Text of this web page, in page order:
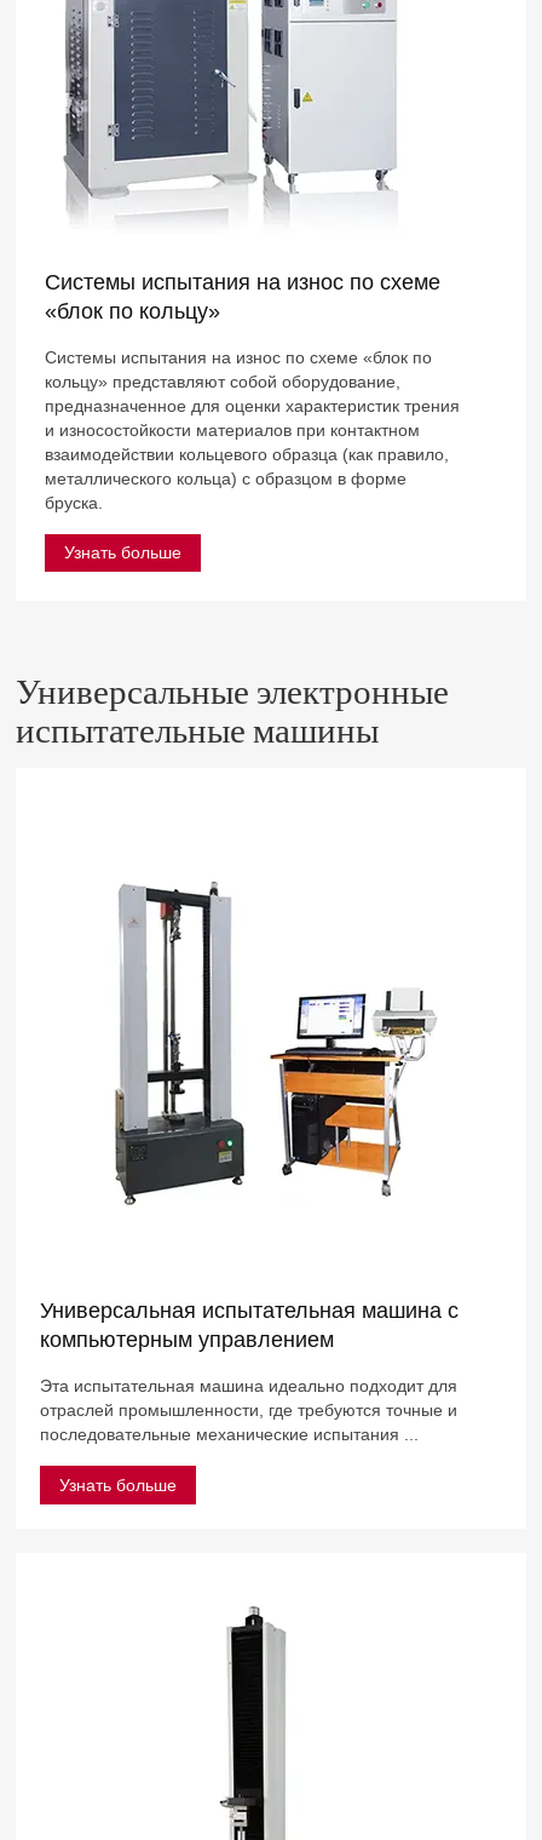
Системы испытания на износ по схеме
«блок по кольцу»
Системы испытания на износ по схеме «блок по
кольцу» представляют собой оборудование,
предназначенное для оценки характеристик трения
и износостойкости материалов при контактном
взаимодействии кольцевого образца (как правило,
металлического кольца) с образцом в форме
бруска.
Узнать больше
Универсальные электронные
испытательные машины
Универсальная испытательная машина с
компьютерным управлением
Эта испытательная машина идеально подходит для
отраслей промышленности, где требуются точные и
последовательные механические испытания ...
Узнать больше